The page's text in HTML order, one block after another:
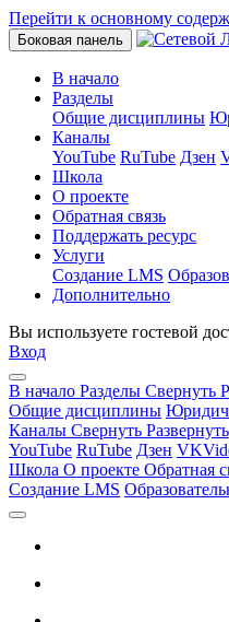
Перейти к основному
Боковая панель
В начало
Разделы
Общие дисциплины
Каналы
YouTube RuTube Дзен
Школа
О проекте
Обратная связь
Поддержать ресурс
Услуги
Создание LMS
Дополнительно
Вы используете гостевой
Вход
В начало Разделы Свернуть
Общие дисциплины
Каналы Свернуть Развернуть
YouTube RuTube Дзен
Школа О проекте Обратная
Создание LMS